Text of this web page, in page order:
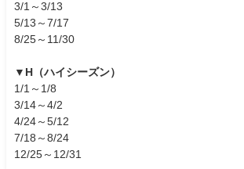
3/1～3/13
5/13～7/17
8/25～11/30
▼H（ハイシーズン）
1/1～1/8
3/14～4/2
4/24～5/12
7/18～8/24
12/25～12/31